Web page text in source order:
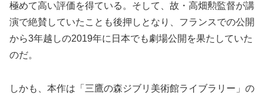
極めて高い評価を得ている。そして、故・高畑勲監督が講
演で絶賛していたことも後押しとなり、フランスでの公開
から3年越しの2019年に日本でも劇場公開を果たしていた
のだ。
しかも、本作は「三鷹の森ジブリ美術館ライブラリー」の